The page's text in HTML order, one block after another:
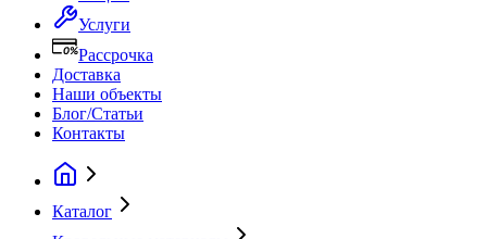
Услуги
Рассрочка
Доставка
Наши объекты
Блог/Статьи
Контакты
Каталог